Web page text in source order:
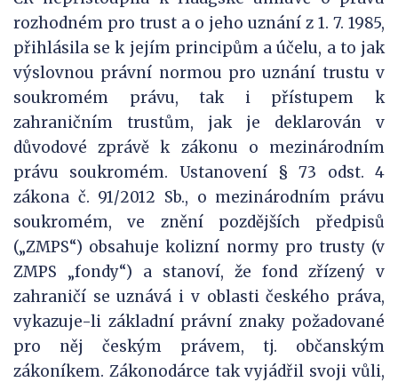
rozhodném pro trust a o jeho uznání z 1. 7. 1985,
přihlásila se k jejím principům a účelu, a to jak
výslovnou právní normou pro uznání trustu v
soukromém právu, tak i přístupem k
zahraničním trustům, jak je deklarován v
důvodové zprávě k zákonu o mezinárodním
právu soukromém. Ustanovení § 73 odst. 4
zákona č. 91/2012 Sb., o mezinárodním právu
soukromém, ve znění pozdějších předpisů
(„ZMPS“) obsahuje kolizní normy pro trusty (v
ZMPS „fondy“) a stanoví, že fond zřízený v
zahraničí se uznává i v oblasti českého práva,
vykazuje-li základní právní znaky požadované
pro něj českým právem, tj. občanským
zákoníkem. Zákonodárce tak vyjádřil svoji vůli,